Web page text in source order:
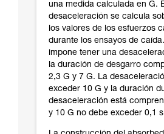
una medida calculada en G.
desaceleración se calcula
los valores de los esfuerzos
durante los ensayos de
impone tener una
la duración de desgarro
2,3 G y 7 G. La
exceder 10 G y la duración
desaceleración está
y 10 G no debe exceder 0,1